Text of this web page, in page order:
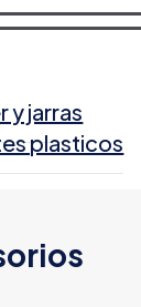
y jarras
plasticos